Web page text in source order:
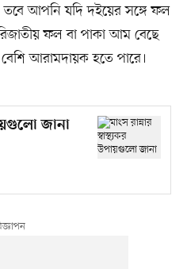
তবে আপনি যদি দইয়ের সঙ্গে ফল
ফল বা পাকা আম বেছে
আরামদায়ক হতে পারে।
জানা